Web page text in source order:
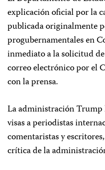
explicación oficial por la
publicada originalmente
progubernamentales en
inmediato a la solicitud
correo electrónico por el
con la prensa.
La administración Trump
visas a periodistas
comentaristas y
crítica de la